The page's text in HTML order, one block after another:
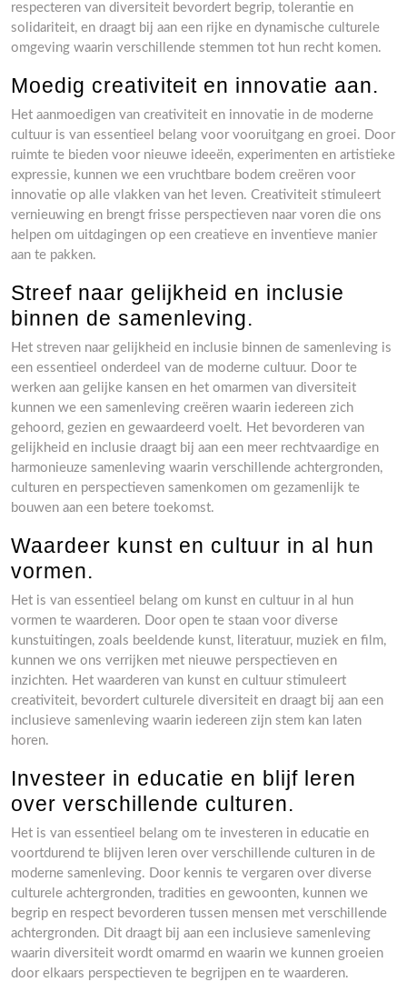
respecteren van diversiteit bevordert begrip, tolerantie en
solidariteit, en draagt bij aan een rijke en dynamische culturele
omgeving waarin verschillende stemmen tot hun recht komen.
Moedig creativiteit en innovatie aan.
Het aanmoedigen van creativiteit en innovatie in de moderne
cultuur is van essentieel belang voor vooruitgang en groei. Door
ruimte te bieden voor nieuwe ideeën, experimenten en artistieke
expressie, kunnen we een vruchtbare bodem creëren voor
innovatie op alle vlakken van het leven. Creativiteit stimuleert
vernieuwing en brengt frisse perspectieven naar voren die ons
helpen om uitdagingen op een creatieve en inventieve manier
aan te pakken.
Streef naar gelijkheid en inclusie
binnen de samenleving.
Het streven naar gelijkheid en inclusie binnen de samenleving is
een essentieel onderdeel van de moderne cultuur. Door te
werken aan gelijke kansen en het omarmen van diversiteit
kunnen we een samenleving creëren waarin iedereen zich
gehoord, gezien en gewaardeerd voelt. Het bevorderen van
gelijkheid en inclusie draagt bij aan een meer rechtvaardige en
harmonieuze samenleving waarin verschillende achtergronden,
culturen en perspectieven samenkomen om gezamenlijk te
bouwen aan een betere toekomst.
Waardeer kunst en cultuur in al hun
vormen.
Het is van essentieel belang om kunst en cultuur in al hun
vormen te waarderen. Door open te staan voor diverse
kunstuitingen, zoals beeldende kunst, literatuur, muziek en film,
kunnen we ons verrijken met nieuwe perspectieven en
inzichten. Het waarderen van kunst en cultuur stimuleert
creativiteit, bevordert culturele diversiteit en draagt bij aan een
inclusieve samenleving waarin iedereen zijn stem kan laten
horen.
Investeer in educatie en blijf leren
over verschillende culturen.
Het is van essentieel belang om te investeren in educatie en
voortdurend te blijven leren over verschillende culturen in de
moderne samenleving. Door kennis te vergaren over diverse
culturele achtergronden, tradities en gewoonten, kunnen we
begrip en respect bevorderen tussen mensen met verschillende
achtergronden. Dit draagt bij aan een inclusieve samenleving
waarin diversiteit wordt omarmd en waarin we kunnen groeien
door elkaars perspectieven te begrijpen en te waarderen.